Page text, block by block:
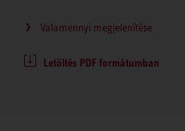
Valamennyi megjelenítése
Letöltés PDF formátumban